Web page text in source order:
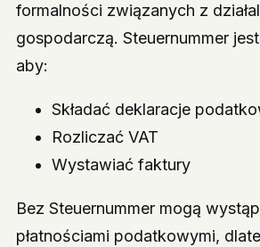
formalności związanych z
gospodarczą. Steuernummer
aby:
Składać deklaracje
Rozliczać VAT
Wystawiać faktury
Bez Steuernummer mogą
płatnościami podatkowymi,